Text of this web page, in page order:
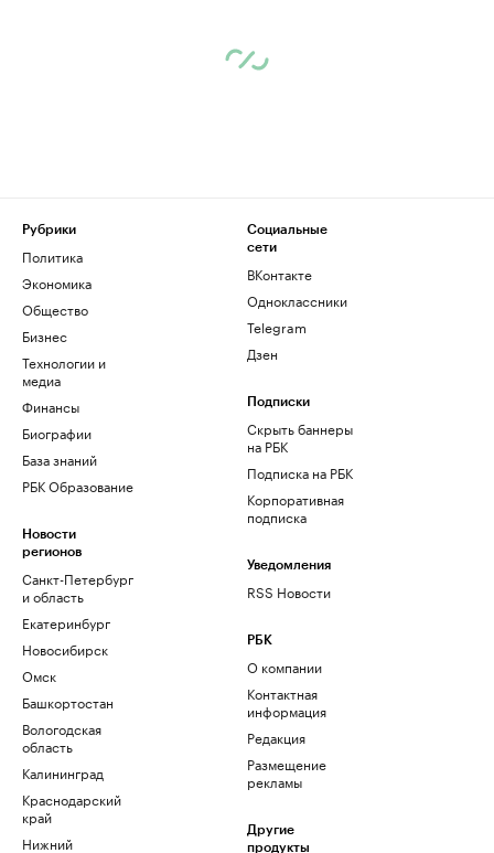
Рубрики
Политика
Экономика
Общество
Бизнес
Технологии и
медиа
Финансы
Биографии
База знаний
РБК Образование
Новости
регионов
Санкт-Петербург
и область
Екатеринбург
Новосибирск
Омск
Башкортостан
Вологодская
область
Калининград
Краснодарский
край
Нижний
Социальные
сети
ВКонтакте
Одноклассники
Telegram
Дзен
Подписки
Скрыть баннеры
на РБК
Подписка на РБК
Корпоративная
подписка
Уведомления
RSS Новости
РБК
О компании
Контактная
информация
Редакция
Размещение
рекламы
Другие
продукты